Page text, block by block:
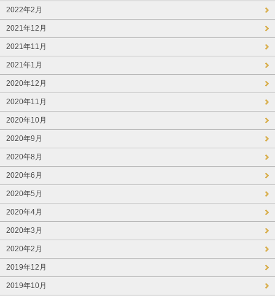
2022年2月
2021年12月
2021年11月
2021年1月
2020年12月
2020年11月
2020年10月
2020年9月
2020年8月
2020年6月
2020年5月
2020年4月
2020年3月
2020年2月
2019年12月
2019年10月